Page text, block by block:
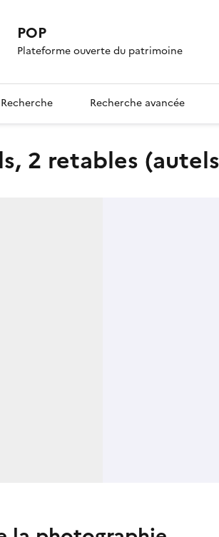
POP
Plateforme ouverte du patrimoine
Recherche Recherche avancée
2 retables